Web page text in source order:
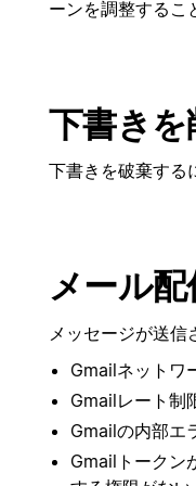
ーンを調整するこ
下書きを
下書きを破棄する
メール
メッセージが送信
Gmailネットワ
Gmailレート制
Gmailの内部エ
Gmailトークン